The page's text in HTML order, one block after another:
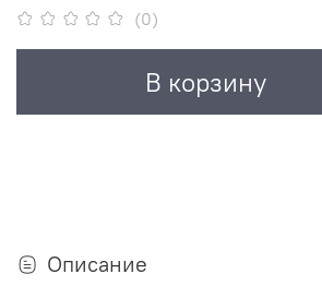
(0)
В корзину
Описание